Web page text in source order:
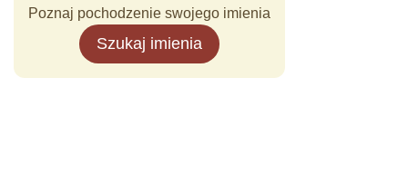
Poznaj pochodzenie swojego imienia
Szukaj imienia